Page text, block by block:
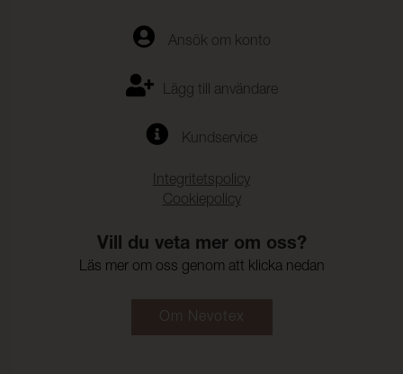
Ansök om konto
Lägg till användare
Kundservice
Integritetspolicy
Cookiepolicy
Vill du veta mer om oss?
Läs mer om oss genom att klicka nedan
Om Nevotex